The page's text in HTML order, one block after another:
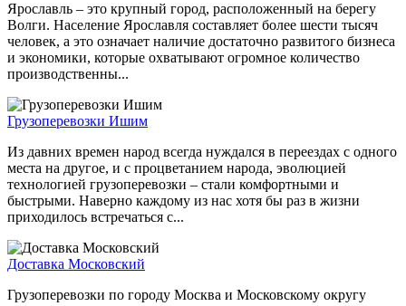
Ярославль – это крупный город, расположенный на берегу
Волги. Население Ярославля составляет более шести тысяч
человек, а это означает наличие достаточно развитого бизнеса
и экономики, которые охватывают огромное количество
производственны...
Грузоперевозки Ишим
Из давних времен народ всегда нуждался в переездах с одного
места на другое, и с процветанием народа, эволюцией
технологией грузоперевозки – стали комфортными и
быстрыми. Наверно каждому из нас хотя бы раз в жизни
приходилось встречаться с...
Доставка Московский
Грузоперевозки по городу Москва и Московскому округу